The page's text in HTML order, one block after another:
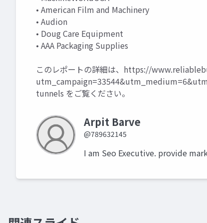
• American Film and Machinery
• Audion
• Doug Care Equipment
• AAA Packaging Supplies
このレポートの詳細は、 https://
tunnels をご覧ください。
Arpit Barve
@789632145
I am Seo Executive. provide